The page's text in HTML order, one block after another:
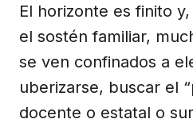
El horizonte es finito
el sostén familiar,
se ven confinados a
uberizarse, buscar el
docente o estatal o